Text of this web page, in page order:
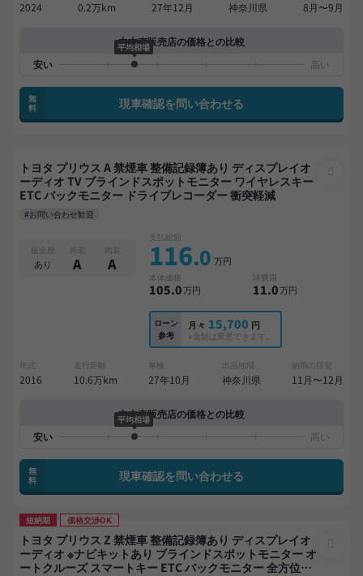
2024 0.2万km 27年12月 神奈川県 8月〜9月
中古車販売店の価格との比較
平均相場
無
料
現車確認を問い合わせる
トヨタ プリウス A 禁煙車 整備記録簿あり ディスプレイオ
ーディオ TV ブラインドスポットモニター ワイヤレスキー
ETC バックモニター ドライブレコーダー 衝突軽減
#お問い合わせ歓迎
板金歴
あり
外装
A
内装
A
支払総額
116.0 万円
本体価格
105.0万円
諸費用
11.0万円
ローン
参考
月々 15,700 円
※金額は変更できます。
年式
2016
走行距離
10.6万km
車検
27年10月
出品地域
神奈川県
納期の目安
11月〜12月
中古車販売店の価格との比較
平均相場
無
料
現車確認を問い合わせる
短納期 価格交渉OK
トヨタ プリウス Z 禁煙車 整備記録簿あり ディスプレイオ
ーディオ ※ナビキットあり ブラインドスポットモニター オ
ートクルーズ スマートキー ETC バックモニター 全方位カ